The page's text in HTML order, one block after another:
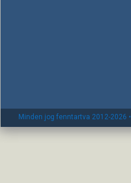
Minden jog fenntartva 2012-2026 •